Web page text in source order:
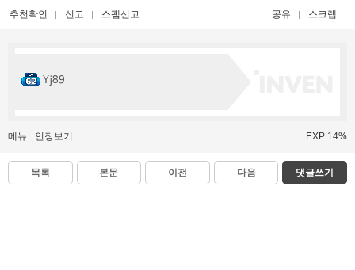
추천확인 신고 스팸신고 공유 스크랩
Yj89
메뉴 인장보기 EXP 14%
목록 본문 이전 다음 댓글쓰기